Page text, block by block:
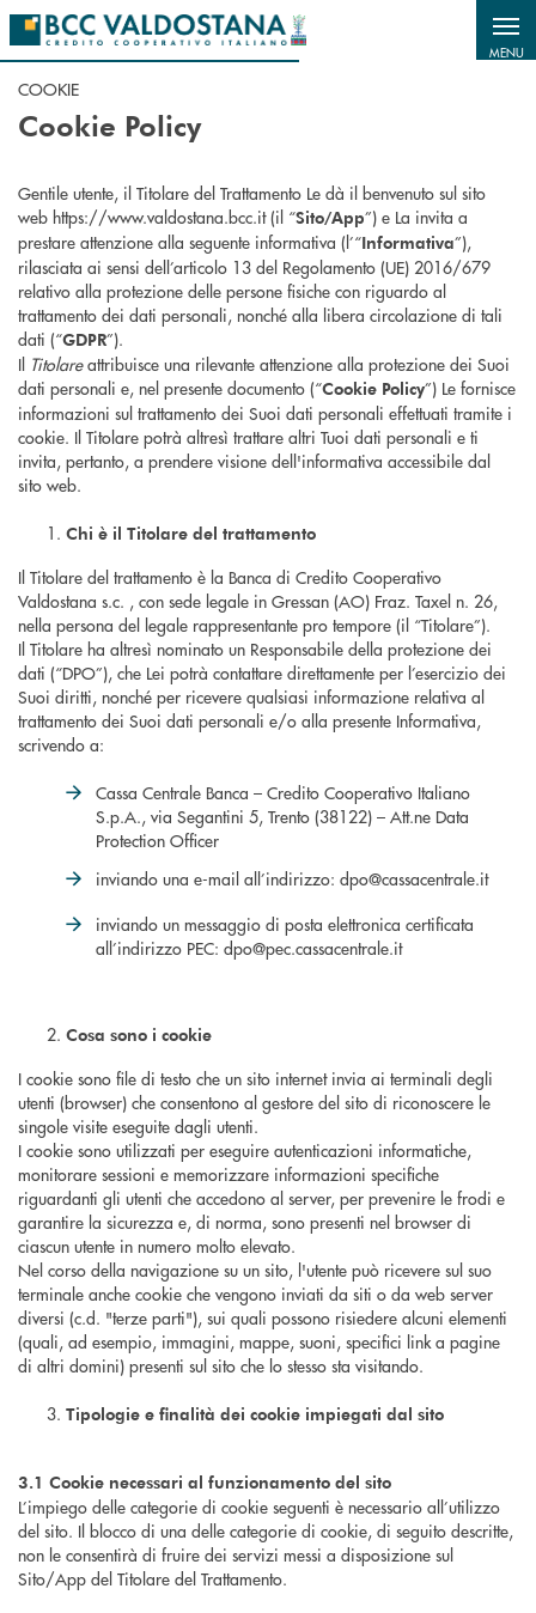
Salta al contenuto principale
MENU
COOKIE
Cookie Policy
Gentile utente, il Titolare del Trattamento Le dà il benvenuto sul sito
web https://www.valdostana.bcc.it (il “Sito/App”) e La invita a
prestare attenzione alla seguente informativa (l’“Informativa”),
rilasciata ai sensi dell’articolo 13 del Regolamento (UE) 2016/679
relativo alla protezione delle persone fisiche con riguardo al
trattamento dei dati personali, nonché alla libera circolazione di tali
dati (“GDPR”).
Il Titolareattribuisce una rilevante attenzione alla protezione dei Suoi
dati personali e, nel presente documento (“Cookie Policy”) Le fornisce
informazioni sul trattamento dei Suoi dati personali effettuati tramite i
cookie. Il Titolare potrà altresì trattare altri Tuoi dati personali e ti
invita, pertanto, a prendere visione dell'informativa accessibile dal
sito web.
Chi è il Titolare del trattamento
Il Titolare del trattamento è la Banca di Credito Cooperativo
Valdostana s.c. , con sede legale in Gressan (AO) Fraz. Taxel n. 26,
nella persona del legale rappresentante pro tempore (il “Titolare”).
Il Titolare ha altresì nominato un Responsabile della protezione dei
dati (“DPO”), che Lei potrà contattare direttamente per l’esercizio dei
Suoi diritti, nonché per ricevere qualsiasi informazione relativa al
trattamento dei Suoi dati personali e/o alla presente Informativa,
scrivendo a:
Cassa Centrale Banca – Credito Cooperativo Italiano
S.p.A., via Segantini 5, Trento (38122) – Att.ne Data
Protection Officer
inviando una e-mail all’indirizzo: dpo@cassacentrale.it
inviando un messaggio di posta elettronica certificata
all’indirizzo PEC: dpo@pec.cassacentrale.it
Cosa sono i cookie
I cookie sono file di testo che un sito internet invia ai terminali degli
utenti (browser) che consentono al gestore del sito di riconoscere le
singole visite eseguite dagli utenti.
I cookie sono utilizzati per eseguire autenticazioni informatiche,
monitorare sessioni e memorizzare informazioni specifiche
riguardanti gli utenti che accedono al server, per prevenire le frodi e
garantire la sicurezza e, di norma, sono presenti nel browser di
ciascun utente in numero molto elevato.
Nel corso della navigazione su un sito, l'utente può ricevere sul suo
terminale anche cookie che vengono inviati da siti o da web server
diversi (c.d. "terze parti"), sui quali possono risiedere alcuni elementi
(quali, ad esempio, immagini, mappe, suoni, specifici link a pagine
di altri domini) presenti sul sito che lo stesso sta visitando.
Tipologie e finalità dei cookie impiegati dal sito
3.1 Cookie necessari al funzionamento del sito
L’impiego delle categorie di cookie seguenti è necessario all’utilizzo
del sito. Il blocco di una delle categorie di cookie, di seguito descritte,
non le consentirà di fruire dei servizi messi a disposizione sul
Sito/App del Titolare del Trattamento.